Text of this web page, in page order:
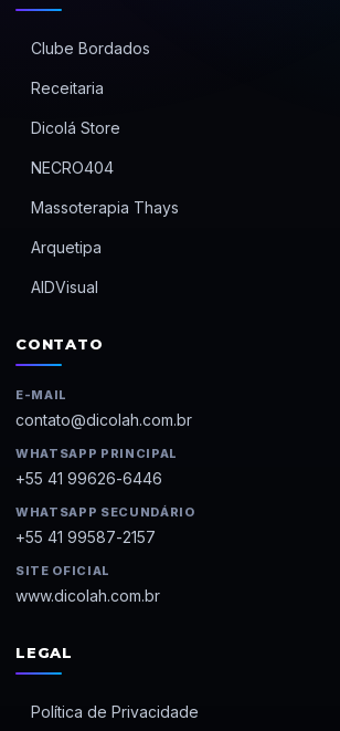
Clube Bordados
Receitaria
Dicolá Store
NECRO404
Massoterapia Thays
Arquetipa
AIDVisual
CONTATO
E-MAIL
contato@dicolah.com.br
WHATSAPP PRINCIPAL
+55 41 99626-6446
WHATSAPP SECUNDÁRIO
+55 41 99587-2157
SITE OFICIAL
www.dicolah.com.br
LEGAL
Política de Privacidade